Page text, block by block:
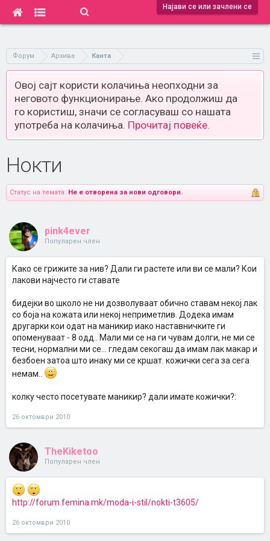
Најави се или зачлени се
Форум Архива Канта
Овој сајт користи колачиња неопходни за
неговото функционирање. Ако продолжиш да
го користиш, значи се согласуваш со нашата
употреба на колачиња. Прочитај повеќе.
Нокти
Статус на темата: Не е отворена за нови одговори.
pink4ever
Популарен член
Како се грижите за нив? Дали ги растете или ви се мали? Кои
лакови најчесто ги ставате
бидејки во школо не ни дозволуваат обично ставам некој лак
со боја на кожата или некој неприметлив. Додека имам
другарки кои одат на маникир иако наставничките ги
опоменуваат - 8 одд.. Мали ми се на ги чувам долги, не ми се
тесни, нормални ми се... гледам секогаш да имам лак макар и
безбоен затоа што инаку ми се кршат. кожички сега за сега
немам..
колку често посетувате маникир? дали имате кожички?:
26 октомври 2010
TheKiketoo
Популарен член
http://forum.femina.mk/moda-i-stil/nokti-t3605/
26 октомври 2010